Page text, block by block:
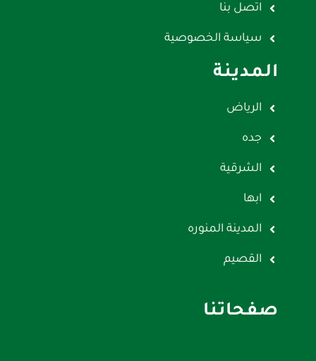
اتصل بنا
سياسة الخصوصية
المدينة
الرياض
جده
الشرقية
ابها
المدينة المنوره
القصيم
صفحاتنا